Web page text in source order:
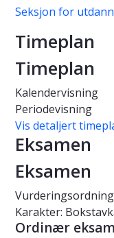
Seksjon for
Timeplan
Timeplan
Kalendervisning
Periodevisning
Vis detaljert
Eksamen
Eksamen
Karakter:
Ordinær